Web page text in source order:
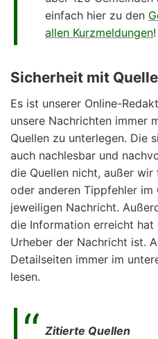
einfach hier zu den
allen Kurzmeldungen!
Sicherheit mit
Es ist unserer Online-
unsere Nachrichten immer
Quellen zu unterlegen. Die
auch nachlesbar und
die Quellen nicht, außer
oder anderen Tippfehler
jeweiligen Nachricht.
die Information erreicht hat
Urheber der Nachricht ist.
Detailseiten immer im
lesen.
Zitierte Quellen